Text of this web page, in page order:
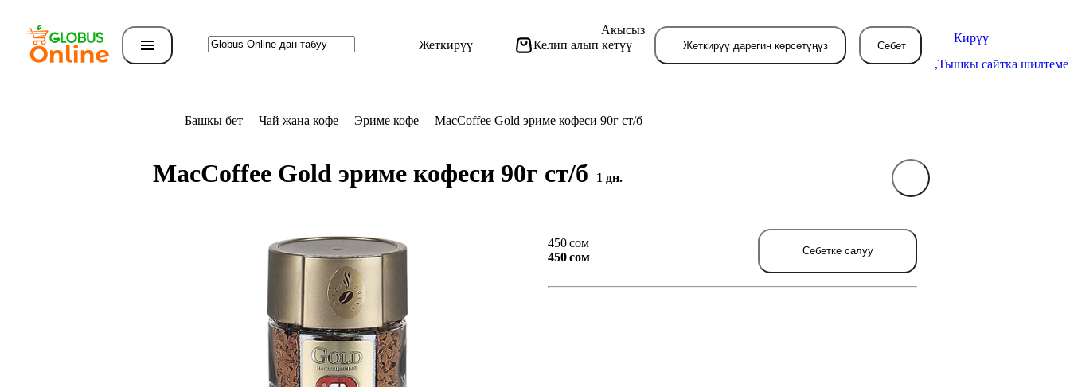
Жеткирүү Келип алып кетүү
Акысыз
Жеткирүү дарегин көрсөтүңүз Себет
Кирүү
,Тышкы сайтка шилтеме
Башкы бет Чай жана кофе Эриме кофе MacCoffee Gold эриме кофеси 90г ст/б
MacCoffee Gold эриме кофеси 90г ст/б 1 дн.
450 сом
450 сом
Себетке салуу
Бул жерде сиз буйрутма берген
товарлар пайда болот.